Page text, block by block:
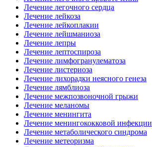
Лечение легочного сердца
Лечение лейкоза
Лечение лейкоплакии
Лечение лейшманиоза
Лечение лепры
Лечение лептоспироза
Лечение лимфогранулематоза
Лечение листериоза
Лечение лихорадки неясного генеза
Лечение лямблиоза
Лечение межпозвоночной грыжи
Лечение меланомы
Лечение менингита
Лечение менингококковой инфекции
Лечение метаболического синдрома
Лечение метеоризма